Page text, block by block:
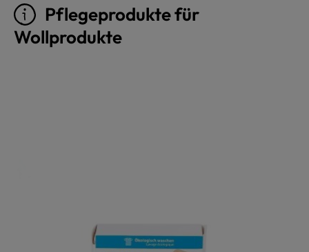
Pflegeprodukte für
Wollprodukte